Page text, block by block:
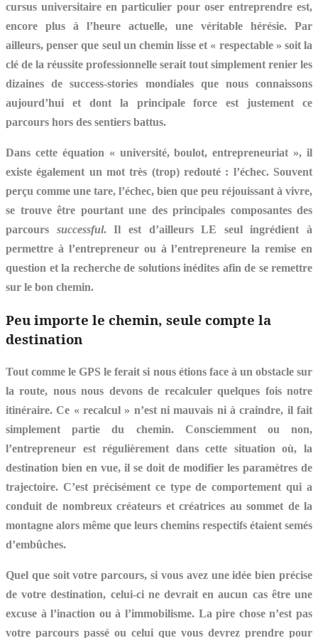
cursus universitaire en particulier pour oser entreprendre est,
encore plus à l’heure actuelle, une véritable hérésie. Par
ailleurs, penser que seul un chemin lisse et « respectable » soit la
clé de la réussite professionnelle serait tout simplement renier les
dizaines de success-stories mondiales que nous connaissons
aujourd’hui et dont la principale force est justement ce
parcours hors des sentiers battus.
Dans cette équation « université, boulot, entrepreneuriat », il
existe également un mot très (trop) redouté : l’échec. Souvent
perçu comme une tare, l’échec, bien que peu réjouissant à vivre,
se trouve être pourtant une des principales composantes des
parcours successful. Il est d’ailleurs LE seul ingrédient à
permettre à l’entrepreneur ou à l’entrepreneure la remise en
question et la recherche de solutions inédites afin de se remettre
sur le bon chemin.
Peu importe le chemin, seule compte la
destination
Tout comme le GPS le ferait si nous étions face à un obstacle sur
la route, nous nous devons de recalculer quelques fois notre
itinéraire. Ce « recalcul » n’est ni mauvais ni à craindre, il fait
simplement partie du chemin. Consciemment ou non,
l’entrepreneur est régulièrement dans cette situation où, la
destination bien en vue, il se doit de modifier les paramètres de
trajectoire. C’est précisément ce type de comportement qui a
conduit de nombreux créateurs et créatrices au sommet de la
montagne alors même que leurs chemins respectifs étaient semés
d’embûches.
Quel que soit votre parcours, si vous avez une idée bien précise
de votre destination, celui-ci ne devrait en aucun cas être une
excuse à l’inaction ou à l’immobilisme. La pire chose n’est pas
votre parcours passé ou celui que vous devrez prendre pour